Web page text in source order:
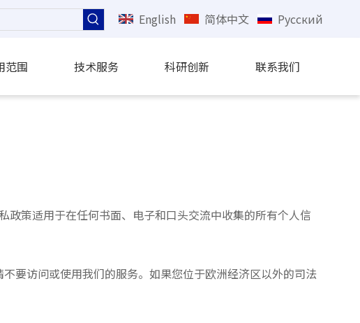
English 简体中文 Pусский
范围 技术服务 科研创新 联系我们
策适用于在任何书面、电子和口头交流中收集的所有个人信
要访问或使用我们的服务。如果您位于欧洲经济区以外的司法